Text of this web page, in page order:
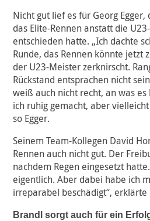
Nicht gut lief es für Georg
das Elite-Rennen anstatt die
entschieden hatte. „Ich dachte
Runde, das Rennen könnte jetzt
der U23-Meister zerknirscht.
Rückstand entsprachen nicht
weiß auch nicht recht, an was es
ich ruhig gemacht, aber
so Egger.
Seinem Team-Kollegen David
Rennen auch nicht gut. Der
nachdem Regen eingesetzt
eigentlich. Aber dabei habe ich
irreparabel beschädigt“,
Brandl sorgt auch für ein